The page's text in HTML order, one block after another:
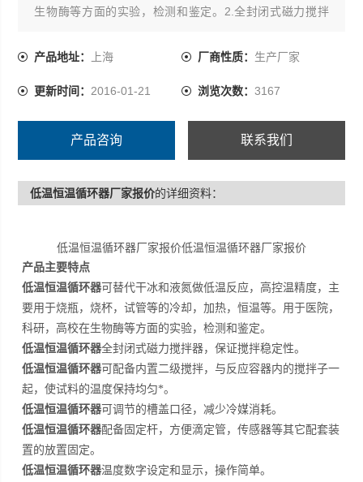
生物酶等方面的实验，检测和鉴定。2.全封闭式磁力搅拌
内的搅拌子一起，使试料的温度保持均匀*。4.可调节的槽
器等其它配套装置的放置固定。
产品地址： 上海 厂商性质： 生产厂家
更新时间： 2016-01-21 浏览次数： 3167
产品咨询 联系我们
低温恒温循环器厂家报价的详细资料：
低温恒温循环器厂家报价低温恒温循环器厂家报价
产品主要特点
低温恒温循环器可替代干冰和液氮做低温反应，高控温精度，主
要用于烧瓶，烧杯，试管等的冷却，加热，恒温等。用于医院，
科研，高校在生物酶等方面的实验，检测和鉴定。
低温恒温循环器全封闭式磁力搅拌器，保证搅拌稳定性。
低温恒温循环器可配备内置二级搅拌，与反应容器内的搅拌子一
起，使试料的温度保持均匀*。
低温恒温循环器可调节的槽盖口径，减少冷媒消耗。
低温恒温循环器配备固定杆，方便滴定管，传感器等其它配套装
置的放置固定。
低温恒温循环器温度数字设定和显示，操作简单。